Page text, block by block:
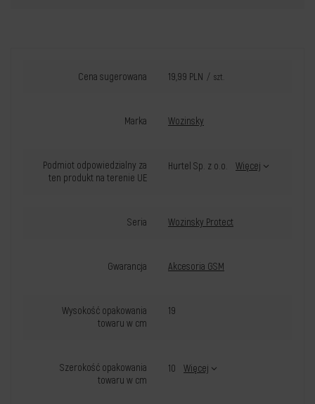
Cena sugerowana 19,99 PLN / szt.
Marka Wozinsky
Podmiot odpowiedzialny za
ten produkt na terenie UE
Hurtel Sp. z o.o. Więcej
Seria Wozinsky Protect
Gwarancja Akcesoria GSM
Wysokość opakowania
towaru w cm
19
Szerokość opakowania
towaru w cm
10 Więcej